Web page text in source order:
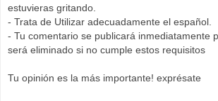
estuvieras gritando.
- Trata de Utilizar adecuadamente el español.
- Tu comentario se publicará inmediatamente
será eliminado si no cumple estos requisitos
Tu opinión es la más importante! exprésate